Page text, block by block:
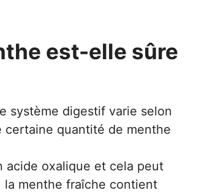
est-elle sûre
système digestif varie selon
certaine quantité de menthe
acide oxalique et cela peut
la menthe fraîche contient